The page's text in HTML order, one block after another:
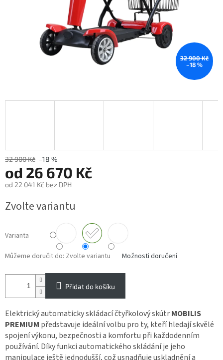
32 900 Kč
–18 %
32 900 Kč –18 %
od 26 670 Kč
od 22 041 Kč bez DPH
cena:
Zvolte variantu
Varianta
Můžeme doručit do: Zvolte variantu Možnosti doručení
Přidat do košíku
Elektrický automaticky skládací čtyřkolový skútrMOBILIS
PREMIUM představuje ideální volbu pro ty, kteří hledají skvělé
spojení výkonu, bezpečnosti a komfortu při každodenním
používání. Díky funkci automatického skládání je jeho
manipulace ještě jednodušší, což usnadňuje uskladnění a